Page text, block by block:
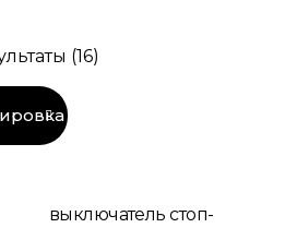
(16)
выключатель стоп-